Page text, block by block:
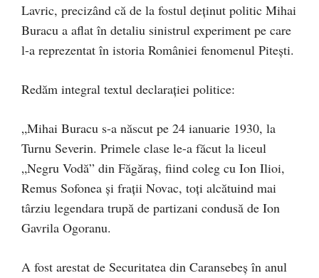
Lavric, precizând că de la fostul deținut politic Mihai
Buracu a aflat în detaliu sinistrul experiment pe care
l-a reprezentat în istoria României fenomenul Pitești.
Redăm integral textul declarației politice:
„Mihai Buracu s-a născut pe 24 ianuarie 1930, la
Turnu Severin. Primele clase le-a făcut la liceul
„Negru Vodă” din Făgăraș, fiind coleg cu Ion Ilioi,
Remus Sofonea și frații Novac, toți alcătuind mai
târziu legendara trupă de partizani condusă de Ion
Gavrila Ogoranu.
A fost arestat de Securitatea din Caransebeș în anul